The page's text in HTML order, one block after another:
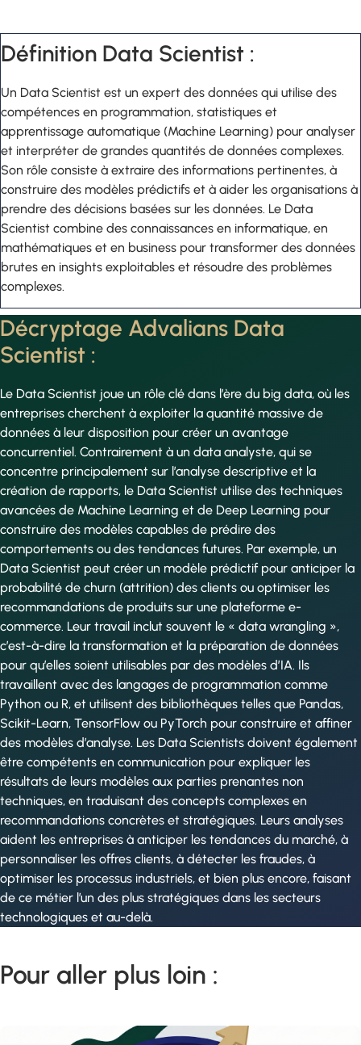
Définition Data Scientist :
Un Data Scientist est un expert des données qui utilise des
compétences en programmation, statistiques et
apprentissage automatique (Machine Learning) pour analyser
et interpréter de grandes quantités de données complexes.
Son rôle consiste à extraire des informations pertinentes, à
construire des modèles prédictifs et à aider les organisations à
prendre des décisions basées sur les données. Le Data
Scientist combine des connaissances en informatique, en
mathématiques et en business pour transformer des données
brutes en insights exploitables et résoudre des problèmes
complexes.
Décryptage Advalians Data
Scientist :
Le Data Scientist joue un rôle clé dans l’ère du big data, où les
entreprises cherchent à exploiter la quantité massive de
données à leur disposition pour créer un avantage
concurrentiel. Contrairement à un data analyste, qui se
concentre principalement sur l’analyse descriptive et la
création de rapports, le Data Scientist utilise des techniques
avancées de Machine Learning et de Deep Learning pour
construire des modèles capables de prédire des
comportements ou des tendances futures. Par exemple, un
Data Scientist peut créer un modèle prédictif pour anticiper la
probabilité de churn (attrition) des clients ou optimiser les
recommandations de produits sur une plateforme e-
commerce. Leur travail inclut souvent le « data wrangling »,
c’est-à-dire la transformation et la préparation de données
pour qu’elles soient utilisables par des modèles d’IA. Ils
travaillent avec des langages de programmation comme
Python ou R, et utilisent des bibliothèques telles que Pandas,
Scikit-Learn, TensorFlow ou PyTorch pour construire et affiner
des modèles d’analyse. Les Data Scientists doivent également
être compétents en communication pour expliquer les
résultats de leurs modèles aux parties prenantes non
techniques, en traduisant des concepts complexes en
recommandations concrètes et stratégiques. Leurs analyses
aident les entreprises à anticiper les tendances du marché, à
personnaliser les offres clients, à détecter les fraudes, à
optimiser les processus industriels, et bien plus encore, faisant
de ce métier l’un des plus stratégiques dans les secteurs
technologiques et au-delà.
Pour aller plus loin :